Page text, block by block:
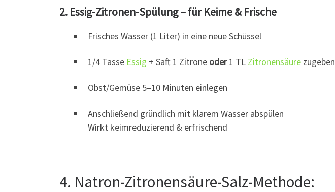
2. Essig-Zitronen-Spülung – für Keime & Frische
Frisches Wasser (1 Liter) in eine neue Schüssel
1/4 Tasse Essig + Saft 1 Zitrone oder1 TL Zitronensäure zugeben
Obst/Gemüse 5–10 Minuten einlegen
Anschließend gründlich mit klarem Wasser abspülen
Wirkt keimreduzierend & erfrischend
4. Natron-Zitronensäure-Salz-Methode: